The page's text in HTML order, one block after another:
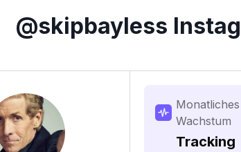
@skipbayless
Monatliches
Wachstum
Tracking